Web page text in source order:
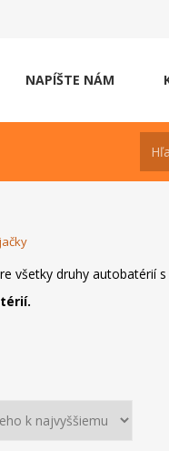
NAPÍŠTE NÁM
všetky druhy autobatérií